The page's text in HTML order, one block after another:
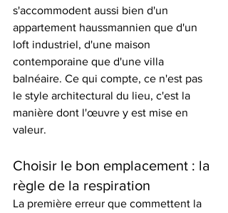
s'accommodent aussi bien d'un
appartement haussmannien que d'un
loft industriel, d'une maison
contemporaine que d'une villa
balnéaire. Ce qui compte, ce n'est pas
le style architectural du lieu, c'est la
manière dont l'œuvre y est mise en
valeur.
Choisir le bon emplacement : la
règle de la respiration
La première erreur que commettent la